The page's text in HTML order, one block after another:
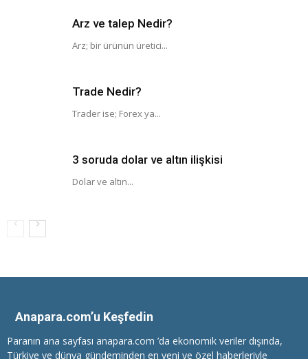
Arz ve talep Nedir?
Arz; bir ürünün üretici...
Trade Nedir?
Trader ise; Forex ya...
3 soruda dolar ve altın ilişkisi
Dolar ve altın...
Anapara.com’u Keşfedin
Paranın ana sayfası anapara.com ’da ekonomik veriler dışında,
Türkiye ve dünya gündeminden en yeni ve özel haberleriyle